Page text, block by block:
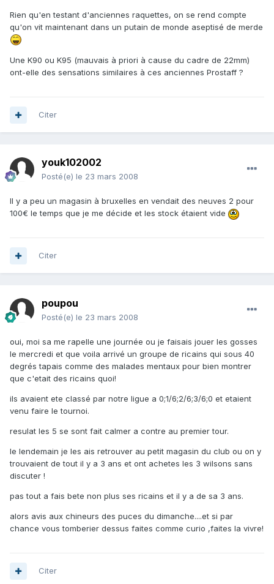
Rien qu'en testant d'anciennes raquettes, on se rend compte
qu'on vit maintenant dans un putain de monde aseptisé de merde
Une K90 ou K95 (mauvais à priori à cause du cadre de 22mm)
ont-elle des sensations similaires à ces anciennes Prostaff ?
Citer
youk102002
Posté(e) le 23 mars 2008
Il y a peu un magasin à bruxelles en vendait des neuves 2 pour
100€ le temps que je me décide et les stock étaient vide
Citer
poupou
Posté(e) le 23 mars 2008
oui, moi sa me rapelle une journée ou je faisais jouer les gosses
le mercredi et que voila arrivé un groupe de ricains qui sous 40
degrés tapais comme des malades mentaux pour bien montrer
que c'etait des ricains quoi!
ils avaient ete classé par notre ligue a 0;1/6;2/6;3/6;0 et etaient
venu faire le tournoi.
resulat les 5 se sont fait calmer a contre au premier tour.
le lendemain je les ais retrouver au petit magasin du club ou on y
trouvaient de tout il y a 3 ans et ont achetes les 3 wilsons sans
discuter !
pas tout a fais bete non plus ses ricains et il y a de sa 3 ans.
alors avis aux chineurs des puces du dimanche....et si par
chance vous tomberier dessus faites comme curio ,faites la vivre!
Citer